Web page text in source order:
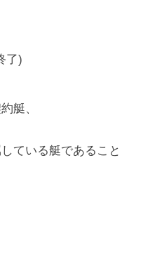
了)
艇、
ている艇であること